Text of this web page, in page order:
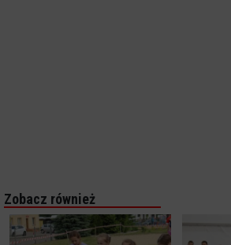
Zobacz również